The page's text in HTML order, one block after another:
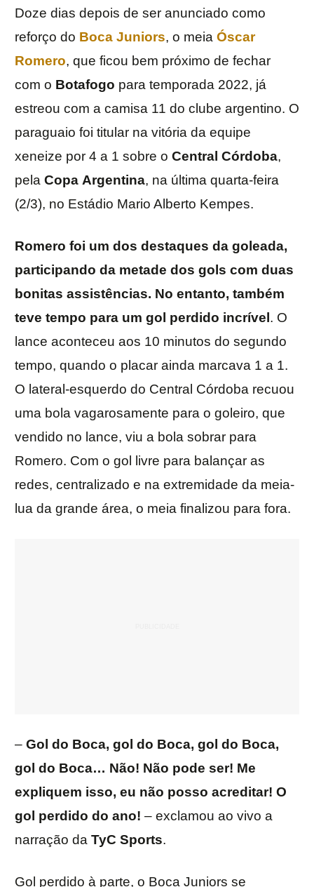
Doze dias depois de ser anunciado como
reforço do Boca Juniors, o meia Óscar
Romero, que ficou bem próximo de fechar
com o Botafogo para temporada 2022, já
estreou com a camisa 11 do clube argentino. O
paraguaio foi titular na vitória da equipe
xeneize por 4 a 1 sobre o Central Córdoba,
pela Copa Argentina, na última quarta-feira
(2/3), no Estádio Mario Alberto Kempes.
Romero foi um dos destaques da goleada,
participando da metade dos gols com duas
bonitas assistências. No entanto, também
teve tempo para um gol perdido incrível . O
lance aconteceu aos 10 minutos do segundo
tempo, quando o placar ainda marcava 1 a 1.
O lateral-esquerdo do Central Córdoba recuou
uma bola vagarosamente para o goleiro, que
vendido no lance, viu a bola sobrar para
Romero. Com o gol livre para balançar as
redes, centralizado e na extremidade da meia-
lua da grande área, o meia finalizou para fora.
– Gol do Boca, gol do Boca, gol do Boca,
gol do Boca… Não! Não pode ser! Me
expliquem isso, eu não posso acreditar! O
gol perdido do ano! – exclamou ao vivo a
narração da TyC Sports.
Gol perdido à parte, o Boca Juniors se